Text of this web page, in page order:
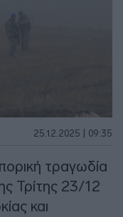
25.12.2025 | 09:35
τραγωδία
Τρίτης 23/12
και